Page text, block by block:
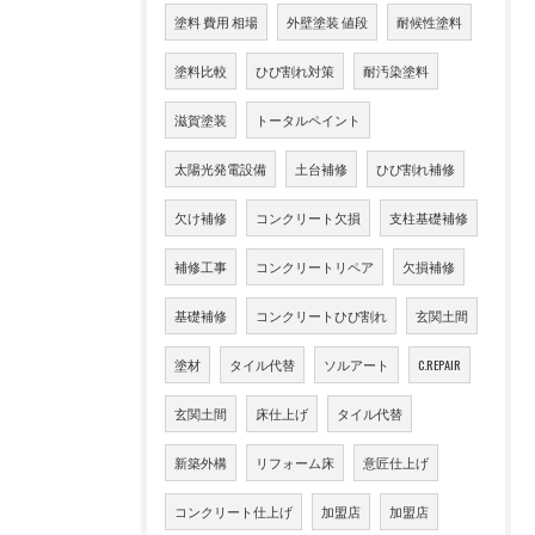
塗料 費用 相場 外壁塗装 値段 耐候性塗料
塗料比較 ひび割れ対策 耐汚染塗料
滋賀塗装 トータルペイント
太陽光発電設備 土台補修 ひび割れ補修
欠け補修 コンクリート欠損 支柱基礎補修
補修工事 コンクリートリペア 欠損補修
基礎補修 コンクリートひび割れ 玄関土間
塗材 タイル代替 ソルアート C.REPAIR
玄関土間 床仕上げ タイル代替
新築外構 リフォーム床 意匠仕上げ
コンクリート仕上げ 加盟店 加盟店